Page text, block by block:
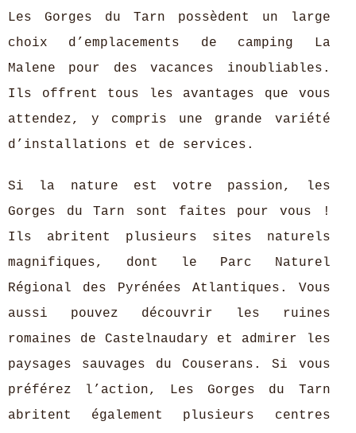
Les Gorges du Tarn possèdent un large
choix d’emplacements de camping La
Malene pour des vacances inoubliables.
Ils offrent tous les avantages que vous
attendez, y compris une grande variété
d’installations et de services.
Si la nature est votre passion, les
Gorges du Tarn sont faites pour vous !
Ils abritent plusieurs sites naturels
magnifiques, dont le Parc Naturel
Régional des Pyrénées Atlantiques. Vous
aussi pouvez découvrir les ruines
romaines de Castelnaudary et admirer les
paysages sauvages du Couserans. Si vous
préférez l’action, Les Gorges du Tarn
abritent également plusieurs centres